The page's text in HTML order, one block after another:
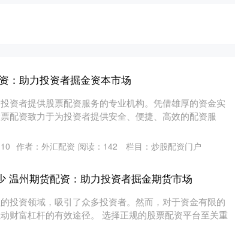
：助力投资者掘金资本市场
资者提供股票配资服务的专业机构。凭借雄厚的资金实
配资致力于为投资者提供安全、便捷、高效的配资服
作者：外汇配资 阅读： 142 栏目： 炒股配资门户
温州期货配资：助力投资者掘金期货市场
投资领域，吸引了众多投资者。然而，对于资金有限的
财富杠杆的有效途径。 选择正规的股票配资平台至关重